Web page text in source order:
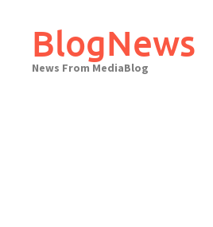
contentBlogNews
News From MediaBlog